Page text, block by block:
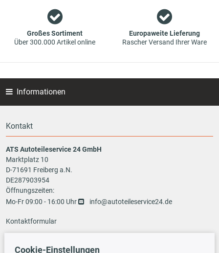
garantiert günstigen Preisen.
Großes Sortiment
Über 300.000 Artikel online
Europaweite Lieferung
Rascher Versand Ihrer Ware
Informationen
Kontakt
ATS Autoteileservice 24 GmbH
Marktplatz 10
D-71691 Freiberg a.N.
DE287903954
Öffnungszeiten:
Mo-Fr 09:00 - 16:00 Uhr
info@autoteileservice24.de
Kontaktformular
Cookie-Einstellungen